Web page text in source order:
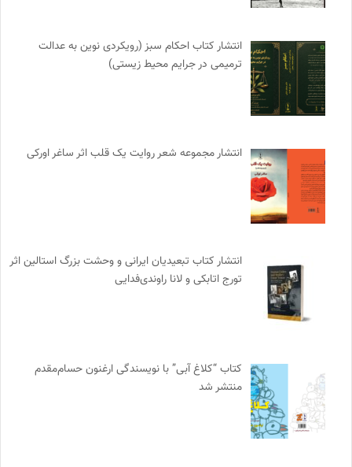
انتشار کتاب احکام سبز (رویکردی نوین به عدالت
ترمیمی در جرایم محیط‌ زیستی)
انتشار مجموعه شعر روایت یک قلب اثر ساغر اورکی
انتشار کتاب تبعیدیان ایرانی و وحشت بزرگ استالین اثر
تورج اتابکی و لانا راوندی‌فدایی
کتاب “کلاغ آبی” با نویسندگی ارغنون حسام‌مقدم
منتشر شد